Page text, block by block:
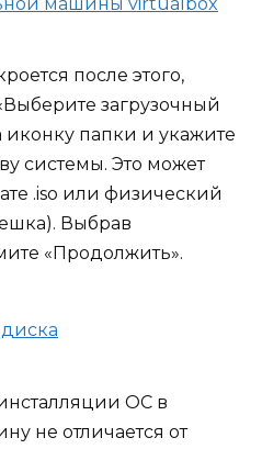
после этого,
загрузочный
папки и укажите
системы. Это может
.iso или физический
Выбрав
«Продолжить».
ОС в
не отличается от